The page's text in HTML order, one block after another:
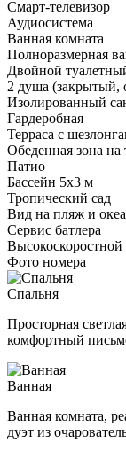
Смарт-телевизор
Аудиосистема
Ванная комната
Полноразмерная
Двойной
2 душа (закрытый,
Изолированный
Гардеробная
Терраса с
Обеденная зона на
Патио
Бассейн 5х3 м
Тропический сад
Вид на пляж и
Сервис батлера
Фото номера
Спальня
Просторная
комфортный
Ванная
Ванная комната,
дуэт из